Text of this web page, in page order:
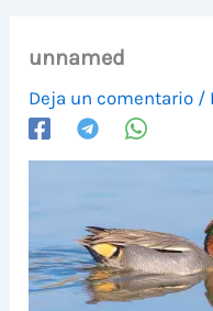
unnamed
Deja un comentario /